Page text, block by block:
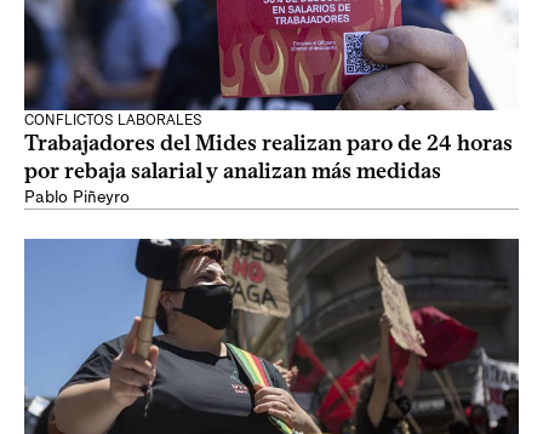
CONFLICTOS LABORALES
Trabajadores del Mides realizan paro de 24 horas
por rebaja salarial y analizan más medidas
Pablo Piñeyro